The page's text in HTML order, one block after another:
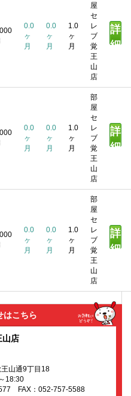
0.0
ヶ
月
0.0
ヶ
月
1.0
ヶ
月
屋
セ
レ
ブ
覚
王
山
店
詳
細
0.0
ヶ
月
0.0
ヶ
月
1.0
ヶ
月
部
屋
セ
レ
ブ
覚
王
山
店
詳
細
0.0
ヶ
月
0.0
ヶ
月
1.0
ヶ
月
部
屋
セ
レ
ブ
覚
王
山
店
詳
細
はこちら
山店
山通9丁目18
18:30
FAX：052-757-5588